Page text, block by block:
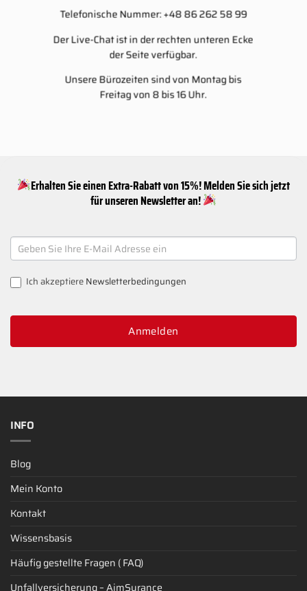
Telefonische Nummer: +48 86 262 58 99
Der Live-Chat ist in der rechten unteren Ecke
der Seite verfügbar.
Unsere Bürozeiten sind von Montag bis
Freitag von 8 bis 16 Uhr.
Erhalten Sie einen Extra-Rabatt von 15%! Melden Sie sich jetzt
für unseren Newsletter an!
NEWSLETTER
SIGNUP
Ich akzeptiereNewsletterbedingungen
Anmelden
INFO
Blog
Mein Konto
Kontakt
Wissensbasis
Häufig gestellte Fragen ( FAQ)
Unfallversicherung – AimSurance